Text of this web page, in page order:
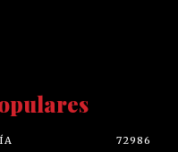
72986